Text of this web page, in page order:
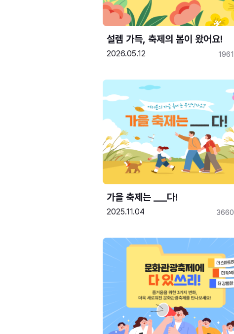
설렘 가득, 축제의 봄이 왔어요!
2026.05.12 1961
2025.11.04 3660